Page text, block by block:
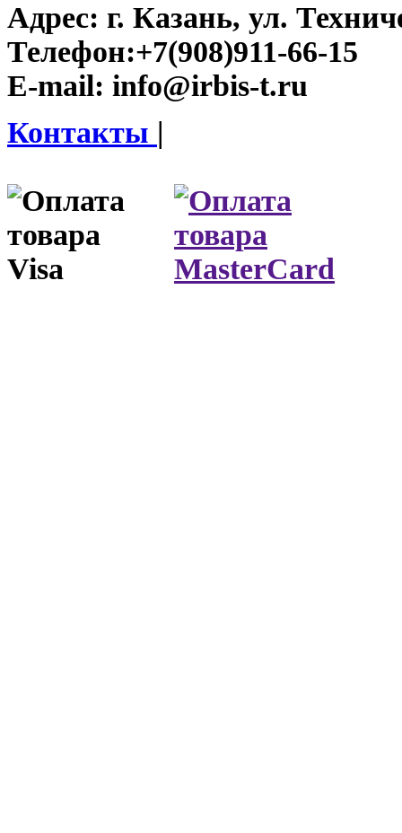
Адрес: г. Казань, ул.
Телефон:+7(908)911-66-15
E-mail: info@irbis-t.ru
Контакты |